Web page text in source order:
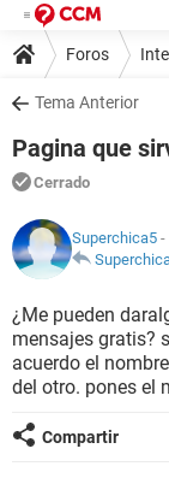
Foros
Tema Anterior
Pagina que
Cerrado
Superchica5 -
¿Me pueden
mensajes gratis?
acuerdo el
del otro. pones el
Compartir